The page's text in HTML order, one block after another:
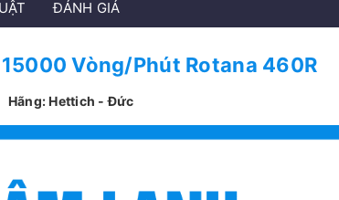
ĐÁNH GIÁ
15000 Vòng/Phút Rotana 460R
Hãng: Hettich - Đức